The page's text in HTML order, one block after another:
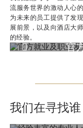
流服务世界的激动人心
为未来的员工提供了发
展前景，以及向酒店大
的经验。
上一页
官
我们在寻找谁